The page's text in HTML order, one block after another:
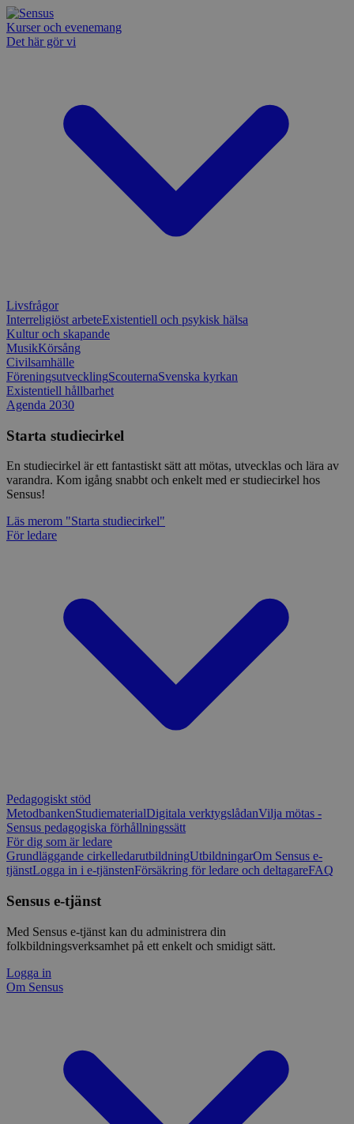
Kurser och evenemang
Det här gör vi
Livsfrågor
Interreligiöst arbeteExistentiell och psykisk hälsa
Kultur och skapande
MusikKörsång
Civilsamhälle
FöreningsutvecklingScouternaSvenska kyrkan
Existentiell hållbarhet
Agenda 2030
Starta studiecirkel
En studiecirkel är ett fantastiskt sätt att mötas, utvecklas och lära av
varandra. Kom igång snabbt och enkelt med er studiecirkel hos
Sensus!
Läs merom "Starta studiecirkel"
För ledare
Pedagogiskt stöd
MetodbankenStudiematerialDigitala verktygslådanVilja mötas -
Sensus pedagogiska förhållningssätt
För dig som är ledare
Grundläggande cirkelledarutbildningUtbildningarOm Sensus e-
tjänstLogga in i e-tjänstenFörsäkring för ledare och deltagareFAQ
Sensus e-tjänst
Med Sensus e-tjänst kan du administrera din
folkbildningsverksamhet på ett enkelt och smidigt sätt.
Logga in
Om Sensus